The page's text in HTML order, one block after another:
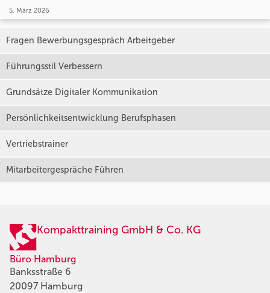
5. März 2026
Fragen Bewerbungsgespräch Arbeitgeber
Führungsstil Verbessern
Grundsätze Digitaler Kommunikation
Persönlichkeitsentwicklung Berufsphasen
Vertriebstrainer
Mitarbeitergespräche Führen
Kompakttraining GmbH & Co. KG
Büro Hamburg
Banksstraße 6
20097 Hamburg